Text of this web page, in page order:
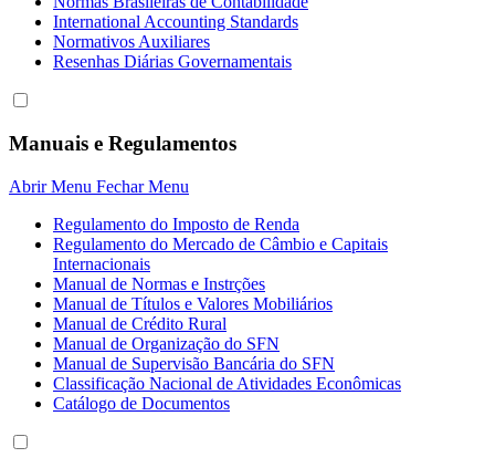
International Accounting Standards
Normativos Auxiliares
Resenhas Diárias Governamentais
Manuais e Regulamentos
Abrir Menu Fechar Menu
Regulamento do Imposto de Renda
Regulamento do Mercado de Câmbio e Capitais
Internacionais
Manual de Normas e Instrções
Manual de Títulos e Valores Mobiliários
Manual de Crédito Rural
Manual de Organização do SFN
Manual de Supervisão Bancária do SFN
Classificação Nacional de Atividades Econômicas
Catálogo de Documentos